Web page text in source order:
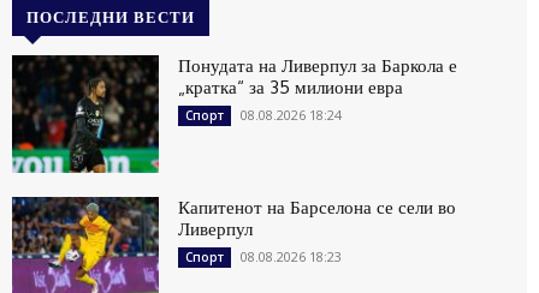
ПОСЛЕДНИ ВЕСТИ
Понудата на Ливерпул за Баркола е
„кратка“ за 35 милиони евра
Спорт 08.08.2026 18:24
Капитенот на Барселона се сели во
Ливерпул
Спорт 08.08.2026 18:23